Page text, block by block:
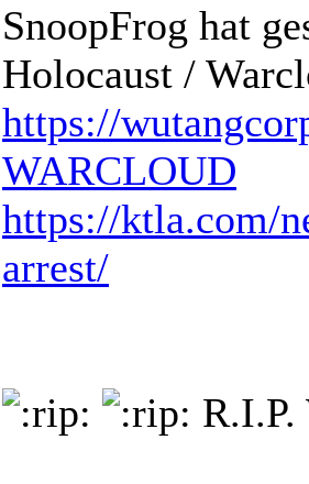
SnoopFrog hat
Holocaust /
https://
WARCLOUD
https://ktla.com/
arrest/